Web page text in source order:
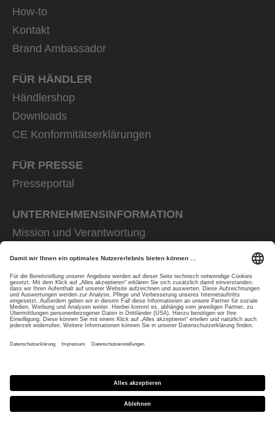
How-to
Kontakt
Brand Ambassador
FÜR HÄNDLER
Händlershop
Downloads
CE Konformitätserklärungen
FÜR PRESSE
Presseportal
UNTERNEHMENS­INFORMATION
Mission und Verantwortung
Rainer Winter Stiftung
Karriere
Datenschutz